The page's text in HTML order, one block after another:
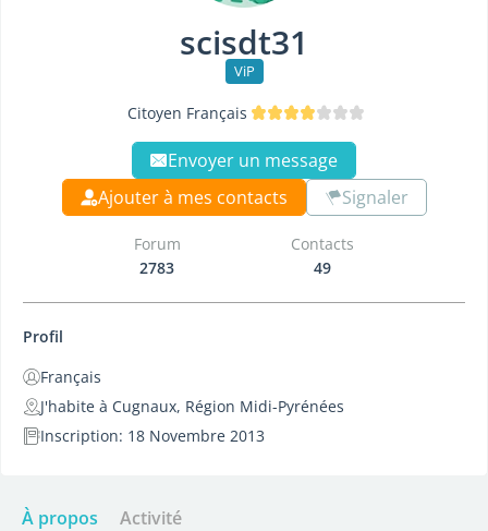
scisdt31
ViP
Citoyen Français
Envoyer un message
Ajouter à mes contacts
Signaler
Forum
2783
Contacts
49
Profil
Français
J'habite à Cugnaux, Région Midi-Pyrénées
Inscription: 18 Novembre 2013
À propos Activité